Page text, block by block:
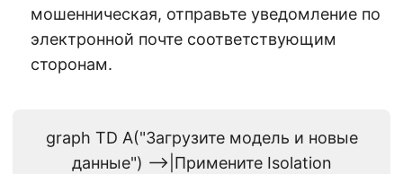
мошенническая, отправьте уведомление по
электронной почте соответствующим
сторонам.
graph TD A("Загрузите модель и новые
данные") -->|Примените Isolation